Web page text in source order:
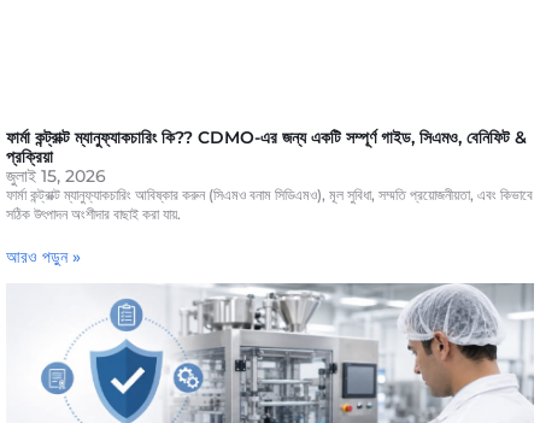
ফার্মা কন্ট্রাক্ট ম্যানুফ্যাকচারিং কি?? CDMO-এর জন্য একটি সম্পূর্ণ গাইড, সিএমও, বেনিফিট &
প্রক্রিয়া
জুলাই 15, 2026
ফার্মা কন্ট্রাক্ট ম্যানুফ্যাকচারিং আবিষ্কার করুন (সিএমও বনাম সিডিএমও), মূল সুবিধা, সম্মতি প্রয়োজনীয়তা, এবং কিভাবে
সঠিক উৎপাদন অংশীদার বাছাই করা যায়.
আরও পড়ুন »